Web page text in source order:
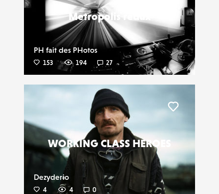
Metropolis redux
PH fait des PHotos
153 194 27
WORKING CLASS HEROES
Dezyderio
4 4 0